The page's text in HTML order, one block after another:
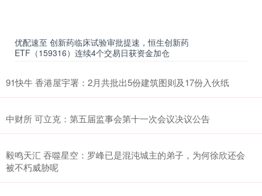
优配速至 创新药临床试验审批提速，恒生创新药
ETF（159316）连续4个交易日获资金加仓
91快牛 香港屋宇署：2月共批出5份建筑图则及17份入伙纸
中财所 可立克：第五届监事会第十一次会议决议公告
毅鸣天汇 吞噬星空：罗峰已是混沌城主的弟子，为何徐欣还会
被不朽威胁呢